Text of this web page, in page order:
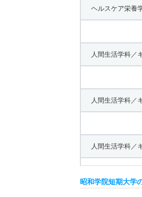
ヘルスケア栄養
人間生活学科
人間生活学科
人間生活学科
昭和学院短期大学